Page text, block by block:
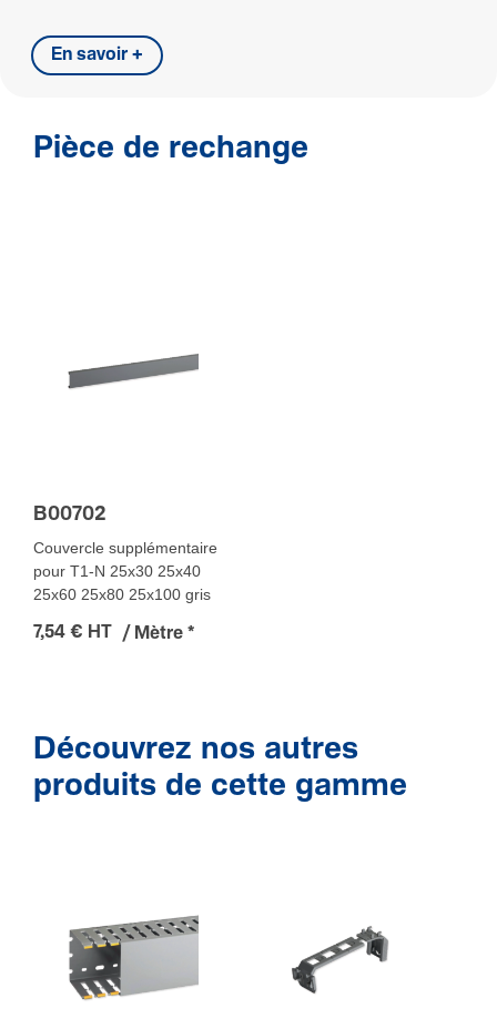
En savoir +
Pièce de rechange
B00702
Couvercle supplémentaire
pour T1-N 25x30 25x40
25x60 25x80 25x100 gris
7,54 € HT / Mètre *
Découvrez nos autres
produits de cette gamme